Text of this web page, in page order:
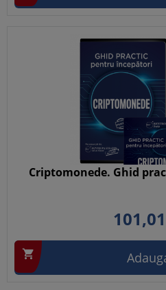
Criptomonede. Ghid
101,01
